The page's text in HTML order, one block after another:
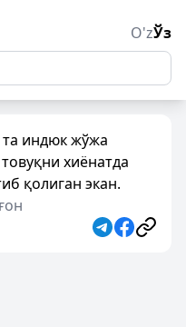
O'zЎз
та индюк жўжа
хиёнатда
қолиган экан.